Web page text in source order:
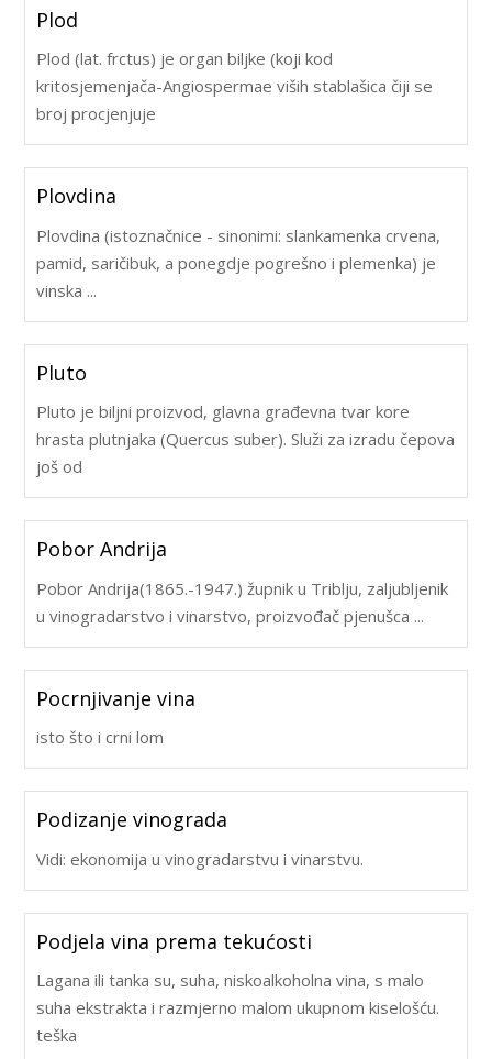
Plod
Plod (lat. frctus) je organ biljke (koji kod
kritosjemenjača-Angiospermae viših stablašica čiji se
broj procjenjuje
Plovdina
Plovdina (istoznačnice - sinonimi: slankamenka crvena,
pamid, saričibuk, a ponegdje pogrešno i plemenka) je
vinska ...
Pluto
Pluto je biljni proizvod, glavna građevna tvar kore
hrasta plutnjaka (Quercus suber). Služi za izradu čepova
još od
Pobor Andrija
Pobor Andrija(1865.-1947.) župnik u Triblju, zaljubljenik
u vinogradarstvo i vinarstvo, proizvođač pjenušca ...
Pocrnjivanje vina
isto što i crni lom
Podizanje vinograda
Vidi: ekonomija u vinogradarstvu i vinarstvu.
Podjela vina prema tekućosti
Lagana ili tanka su, suha, niskoalkoholna vina, s malo
suha ekstrakta i razmjerno malom ukupnom kiselošću.
teška